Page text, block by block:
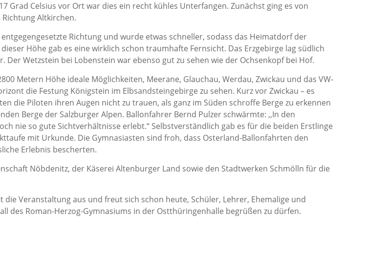
Grad Celsius vor Ort war dies ein recht kühles Unterfangen. Zunächst ging es von
Altkirchen.
Richtung und wurde etwas schneller, sodass das Heimatdorf der
Höhe gab es eine wirklich schon traumhafte Fernsicht. Das Erzgebirge lag südlich
Wetzstein bei Lobenstein war ebenso gut zu sehen wie der Ochsenkopf bei Hof.
Metern Höhe ideale Möglichkeiten, Meerane, Glauchau, Werdau, Zwickau und das VW-
die Festung Königstein im Elbsandsteingebirge zu sehen. Kurz vor Zwickau – es
die Piloten ihren Augen nicht zu trauen, als ganz im Süden schroffe Berge zu erkennen
Berge der Salzburger Alpen. Ballonfahrer Bernd Pulzer schwärmte: ,,In den
nie so gute Sichtverhältnisse erlebt.“ Selbstverständlich gab es für die beiden Erstlinge
mit Urkunde. Die Gymnasiasten sind froh, dass Osterland-Ballonfahrten den
Erlebnis bescherten.
Nöbdenitz, der Käserei Altenburger Land sowie den Stadtwerken Schmölln für die
Veranstaltung aus und freut sich schon heute, Schüler, Lehrer, Ehemalige und
des Roman-Herzog-Gymnasiums in der Ostthüringenhalle begrüßen zu dürfen.